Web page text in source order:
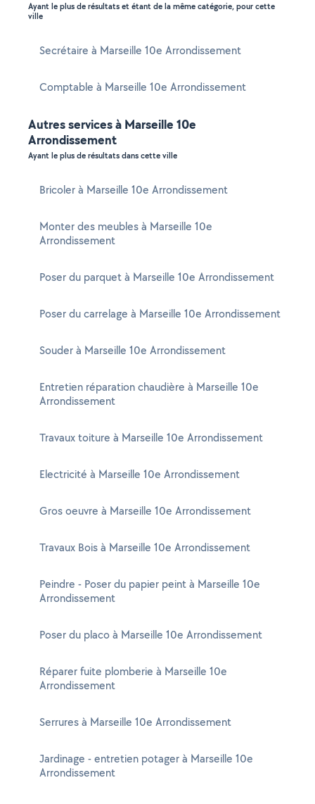
Ayant le plus de résultats et étant de la même catégorie, pour cette
ville
Secrétaire à Marseille 10e Arrondissement
Comptable à Marseille 10e Arrondissement
Autres services à Marseille 10e
Arrondissement
Ayant le plus de résultats dans cette ville
Bricoler à Marseille 10e Arrondissement
Monter des meubles à Marseille 10e
Arrondissement
Poser du parquet à Marseille 10e Arrondissement
Poser du carrelage à Marseille 10e Arrondissement
Souder à Marseille 10e Arrondissement
Entretien réparation chaudière à Marseille 10e
Arrondissement
Travaux toiture à Marseille 10e Arrondissement
Electricité à Marseille 10e Arrondissement
Gros oeuvre à Marseille 10e Arrondissement
Travaux Bois à Marseille 10e Arrondissement
Peindre - Poser du papier peint à Marseille 10e
Arrondissement
Poser du placo à Marseille 10e Arrondissement
Réparer fuite plomberie à Marseille 10e
Arrondissement
Serrures à Marseille 10e Arrondissement
Jardinage - entretien potager à Marseille 10e
Arrondissement